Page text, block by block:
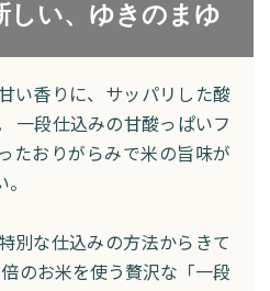
しい、ゆきのまゆ
い香りに、サッパリした酸
一段仕込みの甘酸っぱいフ
たおりがらみで米の旨味が
別な仕込みの方法からきて
のお米を使う贅沢な「一段